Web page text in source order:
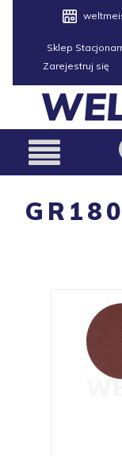
Sklep
Zarejestruj się
GR180